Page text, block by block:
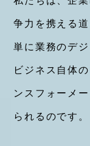
争力を携える
単に業務のデ
ビジネス自体
ンスフォーメ
られるのです。